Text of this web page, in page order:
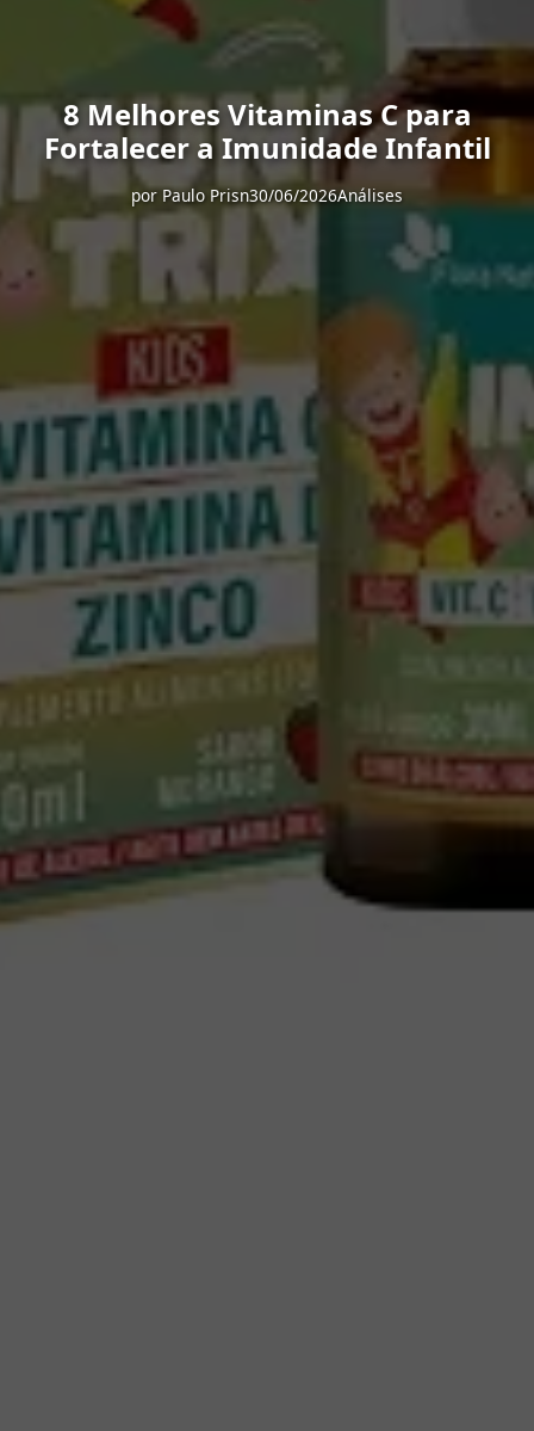
8 Melhores Vitaminas C para
Fortalecer a Imunidade Infantil
porPaulo Prisn30/06/2026Análises